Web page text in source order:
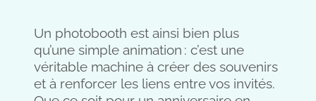
Un photobooth est ainsi bien plus
qu’une simple animation : c’est une
véritable machine à créer des souvenirs
et à renforcer les liens entre vos invités.